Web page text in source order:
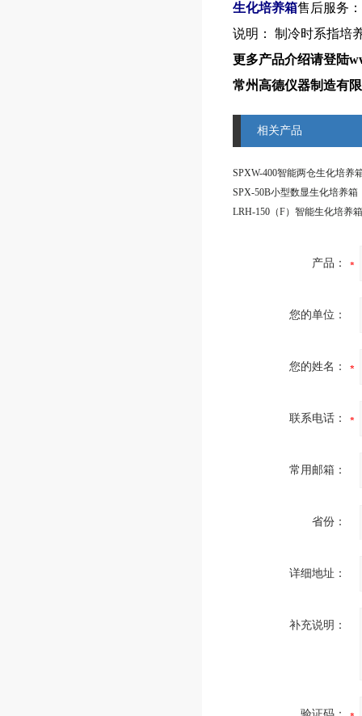
生化培养箱售后服务
说明 ： 制冷时系指培
更多产品介绍请登陆
常州高德仪器制造有
相关产品
SPXW-400智能两仓生化培养
SPX-50B小型数显生化培养箱
LRH-150（F）智能生化培养箱
产品：
您的单位：
您的姓名：
联系电话：
常用邮箱：
省份：
详细地址：
补充说明：